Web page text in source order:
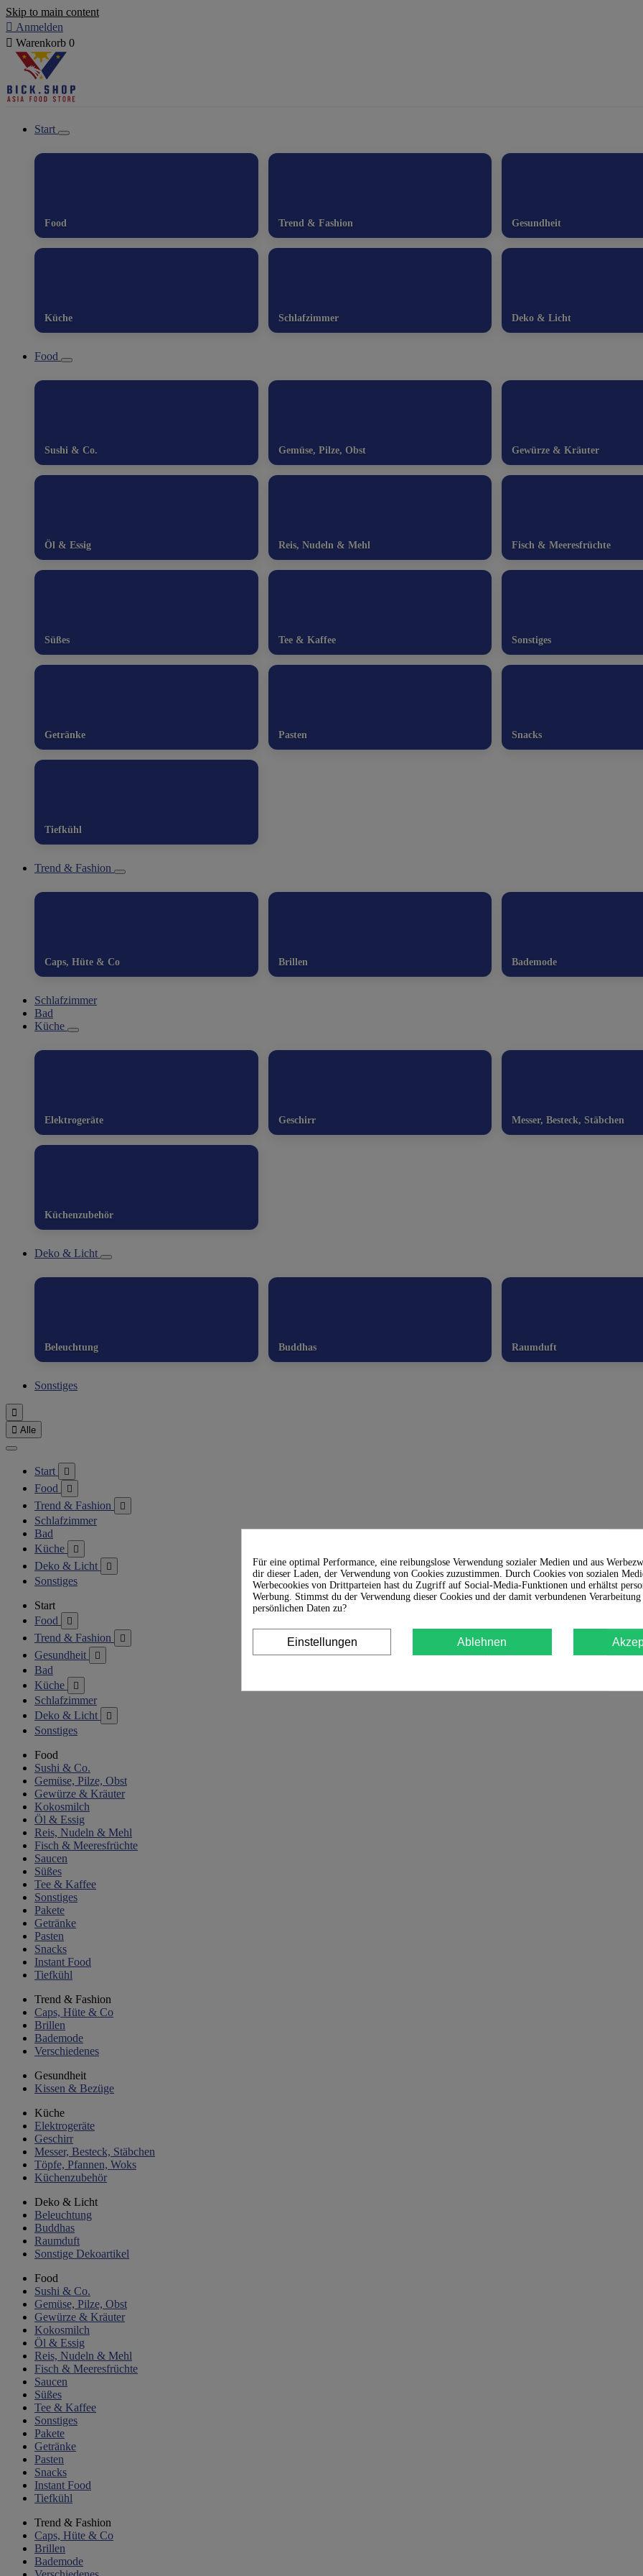
Skip to main content
 Anmelden
 Warenkorb 0
Start
Food Trend & Fashion Gesundheit
Küche Schlafzimmer Deko & Licht
Food
Sushi & Co. Gemüse, Pilze, Obst Gewürze & Kräuter
Öl & Essig Reis, Nudeln & Mehl Fisch & Meeresfrüchte
Süßes Tee & Kaffee Sonstiges
Getränke Pasten Snacks
Tiefkühl
Trend & Fashion
Caps, Hüte & Co Brillen Bademode
Schlafzimmer
Bad
Küche
Elektrogeräte Geschirr Messer, Besteck, Stäbchen
Küchenzubehör
Deko & Licht
Beleuchtung Buddhas Raumduft
Sonstiges

 Alle
Start 
Food 
Trend & Fashion 
Schlafzimmer
Bad
Küche

Deko & Licht 
Sonstiges
Start
Food

Trend & Fashion 
Gesundheit 
Bad
Küche

Schlafzimmer
Deko & Licht

Sonstiges
Food
Sushi & Co.
Gemüse, Pilze, Obst
Gewürze & Kräuter
Kokosmilch
Öl & Essig
Reis, Nudeln & Mehl
Fisch & Meeresfrüchte
Saucen
Süßes
Tee & Kaffee
Sonstiges
Pakete
Getränke
Pasten
Snacks
Instant Food
Tiefkühl
Trend & Fashion
Caps, Hüte & Co
Brillen
Bademode
Verschiedenes
Gesundheit
Kissen & Bezüge
Küche
Elektrogeräte
Geschirr
Messer, Besteck, Stäbchen
Töpfe, Pfannen, Woks
Küchenzubehör
Deko & Licht
Beleuchtung
Buddhas
Raumduft
Sonstige Dekoartikel
Food
Sushi & Co.
Gemüse, Pilze, Obst
Gewürze & Kräuter
Kokosmilch
Öl & Essig
Reis, Nudeln & Mehl
Fisch & Meeresfrüchte
Saucen
Süßes
Tee & Kaffee
Sonstiges
Pakete
Getränke
Pasten
Snacks
Instant Food
Tiefkühl
Trend & Fashion
Caps, Hüte & Co
Brillen
Bademode
Für eine optimal Performance, eine reibungslose Verwendung sozialer Medien und aus
dir dieser Laden, der Verwendung von Cookies zuzustimmen. Durch Cookies von sozialen
Werbecookies von Drittparteien hast du Zugriff auf Social-Media-Funktionen und erhältst
Werbung. Stimmst du der Verwendung dieser Cookies und der damit verbundenen
persönlichen Daten zu?
Einstellungen Ablehnen